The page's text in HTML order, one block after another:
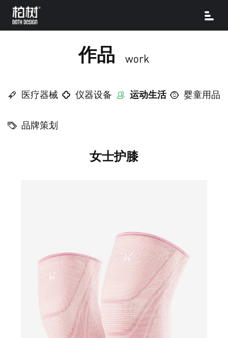
作品 work
医疗器械 仪器设备 运动生活 婴童用品
品牌策划
女士护膝